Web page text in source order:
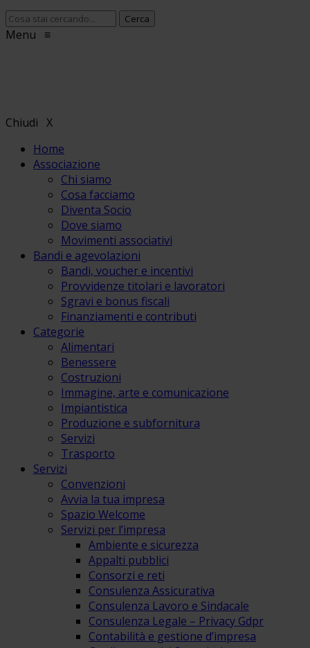
Menu ≡
Chiudi X
Home
Associazione
Chi siamo
Cosa facciamo
Diventa Socio
Dove siamo
Movimenti associativi
Bandi e agevolazioni
Bandi, voucher e incentivi
Provvidenze titolari e lavoratori
Sgravi e bonus fiscali
Finanziamenti e contributi
Categorie
Alimentari
Benessere
Costruzioni
Immagine, arte e comunicazione
Impiantistica
Produzione e subfornitura
Servizi
Trasporto
Servizi
Convenzioni
Avvia la tua impresa
Spazio Welcome
Servizi per l’impresa
Ambiente e sicurezza
Appalti pubblici
Consorzi e reti
Consulenza Assicurativa
Consulenza Lavoro e Sindacale
Consulenza Legale – Privacy Gdpr
Contabilità e gestione d’impresa